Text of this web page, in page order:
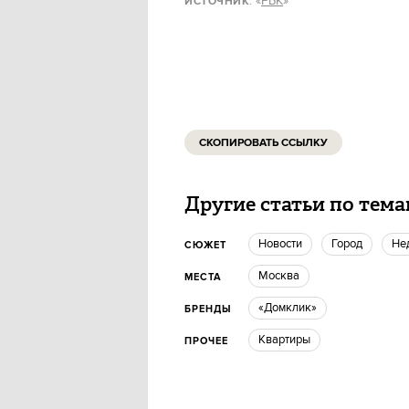
СКОПИРОВАТЬ ССЫЛКУ
Другие статьи по
СЮЖЕТ новости город
МЕСТА Москва
БРЕНДЫ «Домклик»
ПРОЧЕЕ квартиры